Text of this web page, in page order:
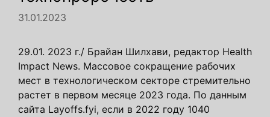
31.01.2023
29.01. 2023 г./ Брайан Шилхави, редактор Health
Impact News. Массовое сокращение рабочих
мест в технологическом секторе стремительно
растет в первом месяце 2023 года. По данным
сайта Layoffs.fyi, если в 2022 году 1040